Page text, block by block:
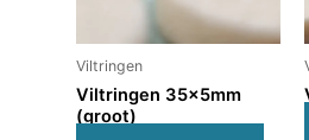
Viltringen
Viltringen 35x5mm
(groot)
kan
op